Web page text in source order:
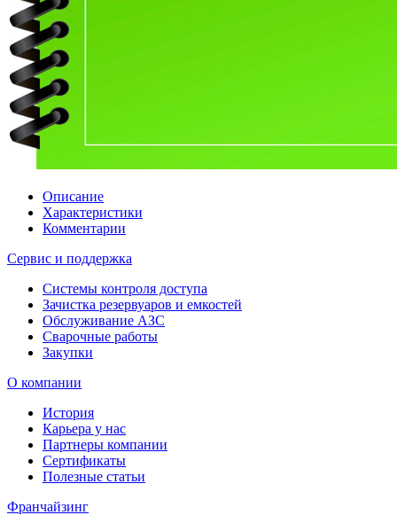
Описание
Характеристики
Комментарии
Сервис и поддержка
Системы контроля доступа
Зачистка резервуаров и емкостей
Обслуживание АЗС
Сварочные работы
Закупки
О компании
История
Карьера у нас
Партнеры компании
Сертификаты
Полезные статьи
Франчайзинг